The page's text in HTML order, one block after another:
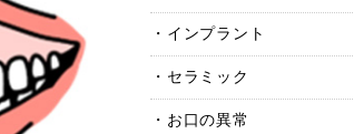
インプラント
セラミック
お口の異常